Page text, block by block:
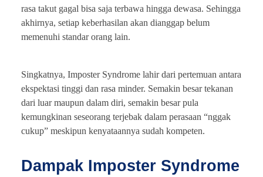
rasa takut gagal bisa saja terbawa hingga dewasa. Sehingga
akhirnya, setiap keberhasilan akan dianggap belum
memenuhi standar orang lain.
Singkatnya, Imposter Syndrome lahir dari pertemuan antara
ekspektasi tinggi dan rasa minder. Semakin besar tekanan
dari luar maupun dalam diri, semakin besar pula
kemungkinan seseorang terjebak dalam perasaan “nggak
cukup” meskipun kenyataannya sudah kompeten.
Dampak Imposter Syndrome